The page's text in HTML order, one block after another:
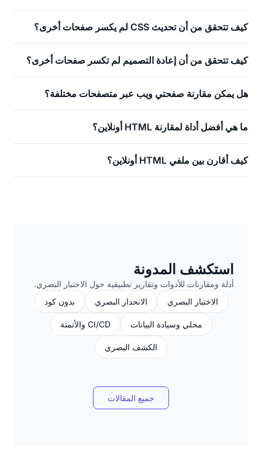
كيف تتحقق من أن تحديث CSS لم يكسر صفحات أخرى؟
كيف تتحقق من أن إعادة التصميم لم تكسر صفحات أخرى؟
هل يمكن مقارنة صفحتي ويب عبر متصفحات مختلفة؟
ما هي أفضل أداة لمقارنة HTML أونلاين؟
كيف أقارن بين ملفي HTML أونلاين؟
استكشف المدونة
أدلة ومقارنات للأدوات وتقارير تطبيقية حول الاختبار البصري.
الاختبار البصري
الانحدار البصري بدون كود
محلي وسيادة البيانات CI/CD والأتمتة
الكشف البصري
جميع المقالات